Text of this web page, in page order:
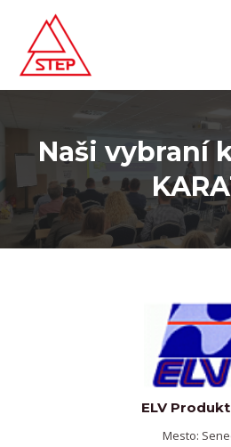
Naši vybraní
ELV
Mesto: